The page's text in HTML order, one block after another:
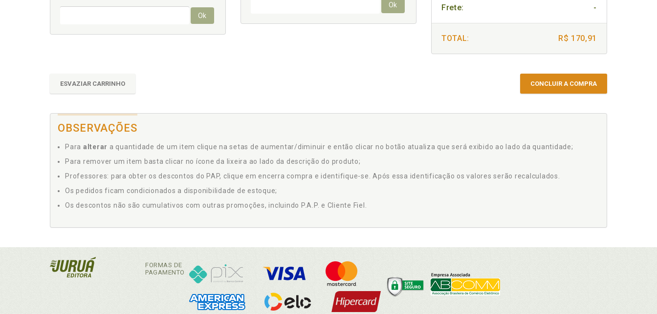
Ok
Ok Frete: -
TOTAL: R$ 170,91
ESVAZIAR CARRINHO CONCLUIR A COMPRA
OBSERVAÇÕES
Para alterar a quantidade de um item clique na setas de aumentar/diminuir e então clicar no botão atualiza que será exibido ao lado da quantidade;
Para remover um item basta clicar no ícone da lixeira ao lado da descrição do produto;
Professores: para obter os descontos do PAP, clique em encerra compra e identifique-se. Após essa identificação os valores serão recalculados.
Os pedidos ficam condicionados a disponibilidade de estoque;
Os descontos não são cumulativos com outras promoções, incluindo P.A.P. e Cliente Fiel.
FORMAS DE
PAGAMENTO